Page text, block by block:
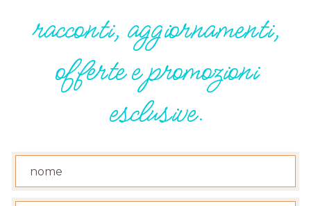
racconti, aggiornamenti,
offerte e promozioni
esclusive.